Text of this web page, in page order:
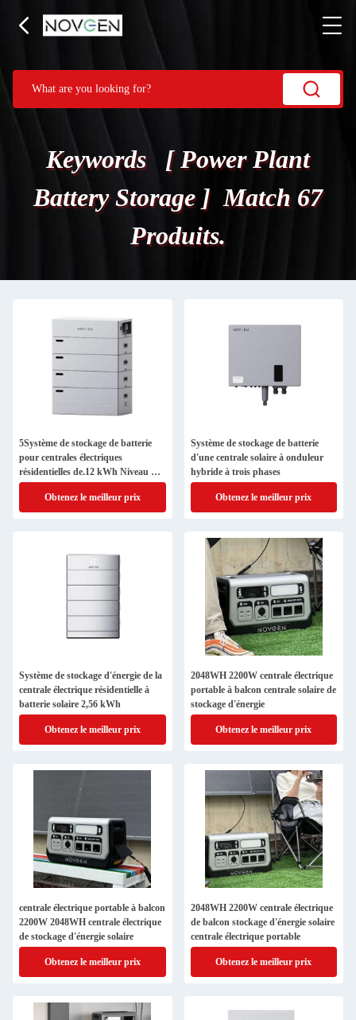
Keywords [ Power Plant
Battery Storage ] Match 67
Produits.
5Système de stockage de batterie
pour centrales électriques
résidentielles de.12 kWh Niveau de
protection IP65
Obtenez le meilleur prix
Système de stockage de batterie
d'une centrale solaire à onduleur
hybride à trois phases
Obtenez le meilleur prix
Système de stockage d'énergie de la
centrale électrique résidentielle à
batterie solaire 2,56 kWh
Obtenez le meilleur prix
2048WH 2200W centrale électrique
portable à balcon centrale solaire de
stockage d'énergie
Obtenez le meilleur prix
centrale électrique portable à balcon
2200W 2048WH centrale électrique
de stockage d'énergie solaire
Obtenez le meilleur prix
2048WH 2200W centrale électrique
de balcon stockage d'énergie solaire
centrale électrique portable
Obtenez le meilleur prix